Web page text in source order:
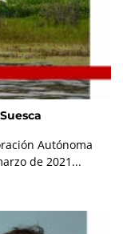
Autónoma
de 2021...